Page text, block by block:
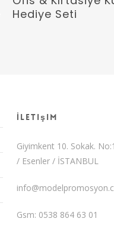
Hediye Seti
İletişim
Giyimkent 10. Sokak.
/ Esenler / İSTANBUL
Gsm: 0538 864 63 01